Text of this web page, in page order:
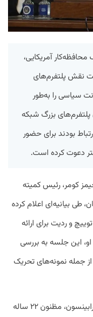
آمریکایی،
نقش پلتفرم‌های
سیاسی را به‌طور
پلتفرم‌های بزرگ شبکه
بودند برای حضور
دعوت کرده است.
کومر، رئیس کمیته
طی بیانیه‌ای اعلام کرده
و ردیت برای ارائه
این جلسه به بررسی
جمله نمونه‌های تحریک
این تصمیم پس از آن اتخاذ شد که تایلر رابینسون، مظنون ۲۲ ساله